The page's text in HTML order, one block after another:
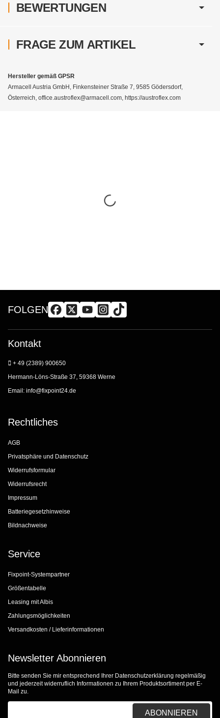
BEWERTUNGEN
FRAGE ZUM ARTIKEL
Hersteller gemäß GPSR
Armacell Austria GmbH, Finkensteiner Straße 7, 9585 Gödersdorf,
Österreich, office.austroflex@armacell.com, https://austroflex.com
FOLGEN
Kontakt
+ 49 (2389) 900650
Hermann-Löns-Straße 37, 59368 Werne
Email: info@fixpoint24.de
Rechtliches
AGB
Privatsphäre und Datenschutz
Widerrufsformular
Widerrufsrecht
Impressum
Batteriegesetzhinweise
Bildnachweise
Service
Fixpoint-Systempartner
Größentabelle
Leasing mit Albis
Zahlungsmöglichkeiten
Versandkosten / Lieferinformationen
Newsletter Abonnieren
Bitte senden Sie mir entsprechend Ihrer Datenschutzerklärung regelmäßig
und jederzeit widerruflich Informationen zu Ihrem Produktsortiment per E-
Mail zu.
ABONNIEREN